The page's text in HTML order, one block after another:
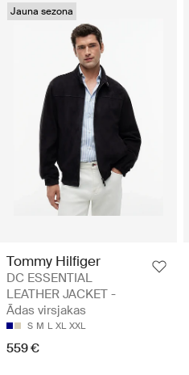
Jauna sezona
Tommy Hilfiger
DC ESSENTIAL
LEATHER JACKET -
Ādas virsjakas
S M L XL XXL
559 €